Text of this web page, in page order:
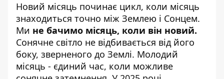
Новий місяць починає цикл, коли місяць
знаходиться точно між Землею і Сонцем.
Ми не бачимо місяць, коли він новий.
Сонячне світло не відбивається від його
боку, зверненого до Землі. Молодий
місяць - єдиний час, коли можливе